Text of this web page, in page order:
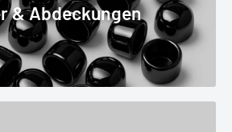
& Abdeckungen